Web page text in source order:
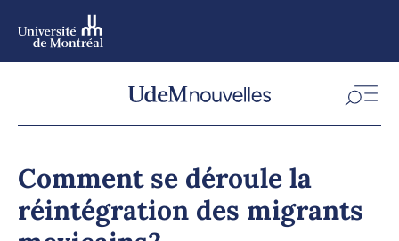
Comment se déroule la
réintégration des migrants